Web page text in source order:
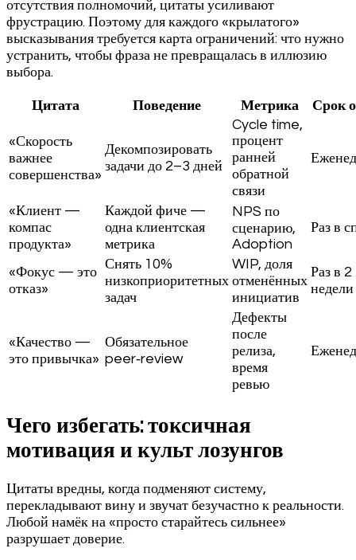
отсутствия полномочий, цитаты усиливают
фрустрацию. Поэтому для каждого «крылатого»
высказывания требуется карта ограничений: что нужно
устранить, чтобы фраза не превращалась в иллюзию
выбора.
Цитата Поведение Метрика Срок
«Скорость
важнее
совершенства»
Декомпозировать
задачи до 2–3 дней
Cycle time,
процент
ранней
обратной
связи
«Клиент —
компас
продукта»
Каждой фиче —
одна клиентская
метрика
NPS по
сценарию,
Adoption
Раз в
«Фокус — это
отказ»
Снять 10%
низкоприоритетных
задач
WIP, доля
отменённых
инициатив
Раз в 2
недели
«Качество —
это привычка»
Обязательное
peer‑review
Дефекты
после
релиза,
время
ревью
Чего избегать: токсичная
мотивация и культ лозунгов
Цитаты вредны, когда подменяют систему,
перекладывают вину и звучат безучастно к реальности.
Любой намёк на «просто старайтесь сильнее»
разрушает доверие.